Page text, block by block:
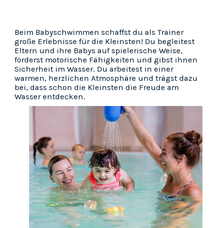
Beim Babyschwimmen schaffst du als Trainer
große Erlebnisse für die Kleinsten! Du begleitest
Eltern und ihre Babys auf spielerische Weise,
förderst motorische Fähigkeiten und gibst ihnen
Sicherheit im Wasser. Du arbeitest in einer
warmen, herzlichen Atmosphäre und trägst dazu
bei, dass schon die Kleinsten die Freude am
Wasser entdecken.